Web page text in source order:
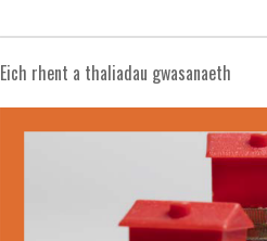
Eich rhent a thaliadau gwasanaeth